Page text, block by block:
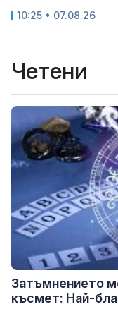
10:25 • 07.08.26
Четени
Затъмнението
късмет: Най-